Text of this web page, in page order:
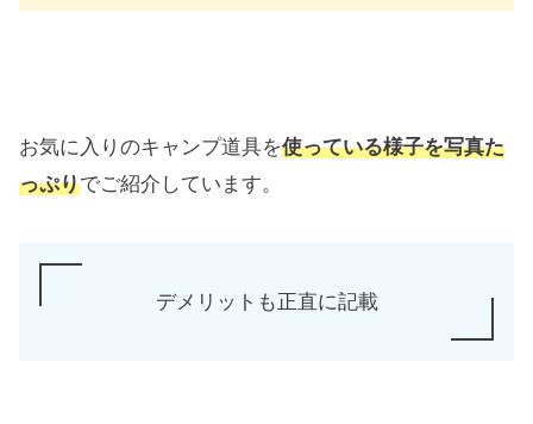
お気に入りのキャンプ道具を使っている様子を写真た
っぷりでご紹介しています。
デメリットも正直に記載